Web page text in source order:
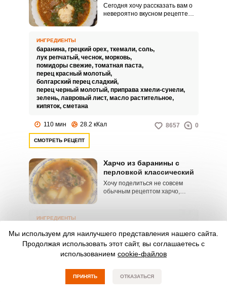
Сегодня хочу рассказать вам о
невероятно вкусном рецепте
невероятным ароматом и
вкусом.
ИНГРЕДИЕНТЫ
баранина, грецкий орех, ткемали, соль,
лук репчатый, чеснок, морковь,
помидоры свежие, томатная паста,
перец красный молотый,
болгарский перец сладкий,
перец черный молотый, приправа хмели-сунели,
зелень, лавровый лист, масло растительное,
кипяток, сметана
110 мин 28.2 кКал 8657 0
СМОТРЕТЬ РЕЦЕПТ
Харчо из баранины с
перловкой классический
Хочу поделиться не совсем
обычным рецептом харчо,
замечательно подойдет в
качестве первого на семейный
обед.
ИНГРЕДИЕНТЫ
чеснок,морковь,картофель,масло растительное,
томатная паста,перец красный молотый,
перец черный молотый, петрушка,вода
115 мин 37.8 кКал
СМОТРЕТЬ РЕЦЕПТ
Мы используем для наилучшего представления нашего сайта.
Продолжая использовать этот сайт, вы соглашаетесь с
использованием cookie-файлов
ПРИНЯТЬ ОТКАЗАТЬСЯ